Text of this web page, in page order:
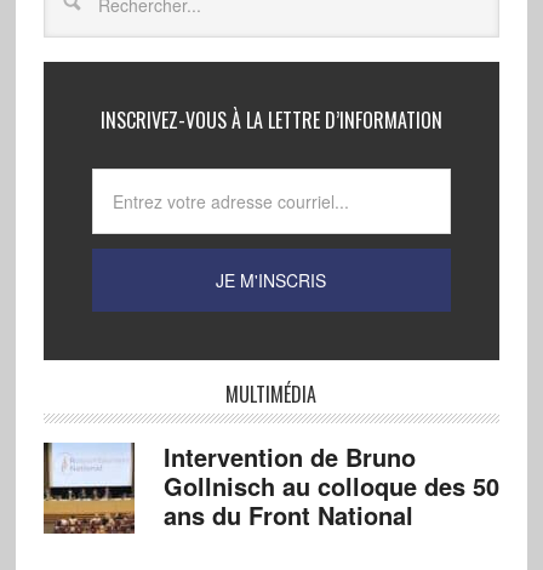
INSCRIVEZ-VOUS À LA LETTRE D’INFORMATION
MULTIMÉDIA
Intervention de Bruno
Gollnisch au colloque des 50
ans du Front National